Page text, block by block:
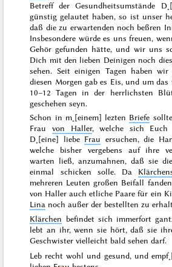
Betreff der Gesundheitsumstände
günstig gelautet haben, so ist unser
daß die zu erwartenden noch beßren
Insbesondere würde es uns freuen,
Gehör gefunden hätte, und wir uns
Dich mit den lieben Deinigen noch
sehen. Seit einigen Tagen haben
diesen Morgen gab es Eis, und um
10–12 Tagen in der herrlichsten
geschehenseyn.
Schon in m˖[einem] lezten Briefe
Frau von Haller, welche sich Euch
D˖[eine] liebe Frau ersuchen, die
welche bisher vergebens auf ihre
warten ließ, anzumahnen, daß sie
einmal schicken solle. Da
mehreren Leuten großen Beifall
von Haller auch etliche Paare für ein
Lina noch außer der bestellten zu
Klärchen befindet sich immerfort
lebt an ihr, wenn sie hört, daß sie
Geschwister vielleicht bald sehen darf.
Leb recht wohl und gesund, und